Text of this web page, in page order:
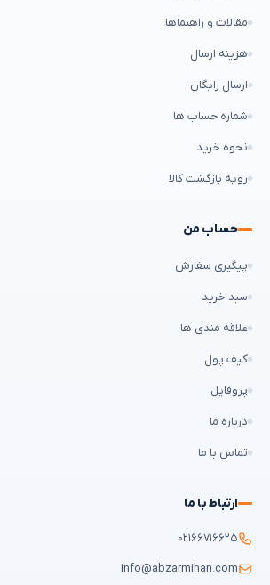
مقالات و راهنماها
هزینه ارسال
ارسال رایگان
شماره حساب ها
نحوه خرید
رویه بازگشت کالا
حساب من
پیگیری سفارش
سبد خرید
علاقه مندی ها
کیف پول
پروفایل
درباره ما
تماس با ما
ارتباط با ما
۰۲۱۶۶۷۱۶۶۲۵
info@abzarmihan.com